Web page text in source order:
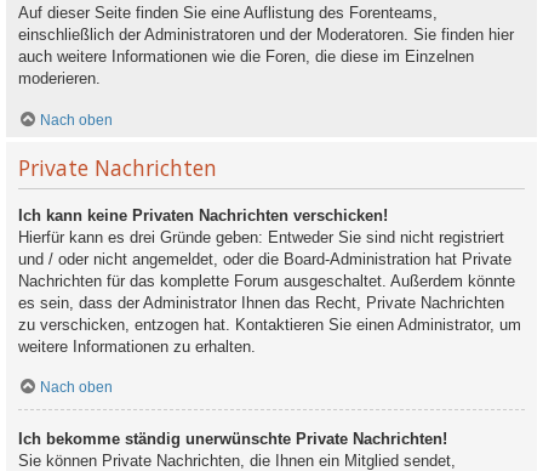
Auf dieser Seite finden Sie eine Auflistung des Forenteams,
einschließlich der Administratoren und der Moderatoren. Sie finden hier
auch weitere Informationen wie die Foren, die diese im Einzelnen
moderieren.
Nach oben
Private Nachrichten
Ich kann keine Privaten Nachrichten verschicken!
Hierfür kann es drei Gründe geben: Entweder Sie sind nicht registriert
und / oder nicht angemeldet, oder die Board-Administration hat Private
Nachrichten für das komplette Forum ausgeschaltet. Außerdem könnte
es sein, dass der Administrator Ihnen das Recht, Private Nachrichten
zu verschicken, entzogen hat. Kontaktieren Sie einen Administrator, um
weitere Informationen zu erhalten.
Nach oben
Ich bekomme ständig unerwünschte Private Nachrichten!
Sie können Private Nachrichten, die Ihnen ein Mitglied sendet,